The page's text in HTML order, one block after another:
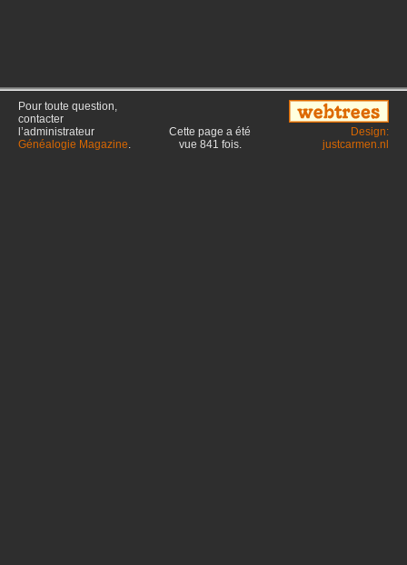
Pour toute question,
contacter
l’administrateur
Généalogie Magazine.
Cette page a été
vue 841 fois.
Design:
justcarmen.nl